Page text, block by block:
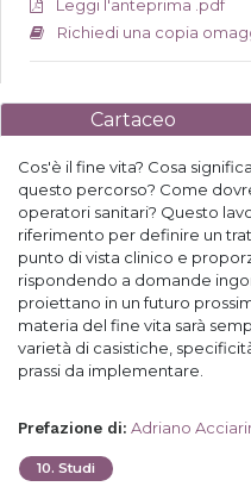
Leggi l'anteprima .pdf
Richiedi una copia
Cartaceo
Cos'è il fine vita? Cosa
questo percorso? Come
operatori sanitari? Questo
riferimento per definire un
punto di vista clinico e
rispondendo a domande
proiettano in un futuro
materia del fine vita sarà
varietà di casistiche,
prassi da implementare.
Prefazione di: Adriano
10. Studi